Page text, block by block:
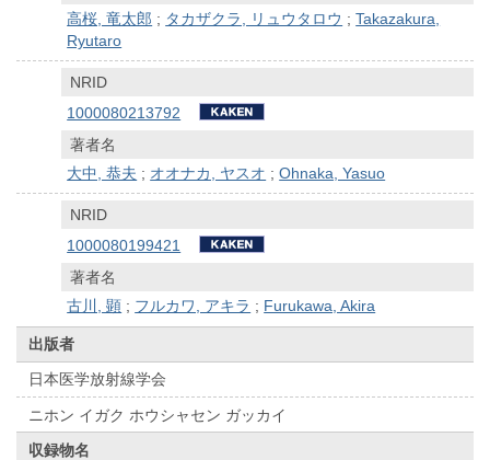
高桜, 竜太郎 ; タカザクラ, リュウタロウ ;Takazakura,
Ryutaro
NRID
1000080213792
著者名
大中, 恭夫 ; オオナカ, ヤスオ ;Ohnaka, Yasuo
NRID
1000080199421
著者名
古川, 顕 ; フルカワ, アキラ ; Furukawa, Akira
出版者
日本医学放射線学会
ニホン イガク ホウシャセン ガッカイ
収録物名